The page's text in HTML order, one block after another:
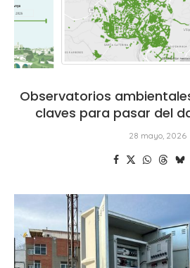
Observatorios
claves para pasar del
28 mayo, 2026